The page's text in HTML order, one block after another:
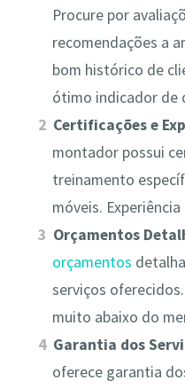
Procure por
recomendações a
bom histórico de
ótimo indicador de
Certificações e
montador possui
treinamento
móveis.
Orçamentos
orçamentos
serviços
muito abaixo do
Garantia dos
oferece garantia